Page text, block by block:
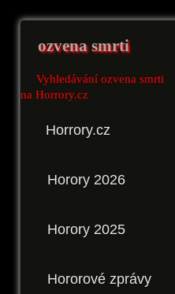
ozvena smrti
Vyhledávání ozvena smrti
na Horrory.cz
Horrory.cz
Horory 2026
Horory 2025
Hororové zprávy